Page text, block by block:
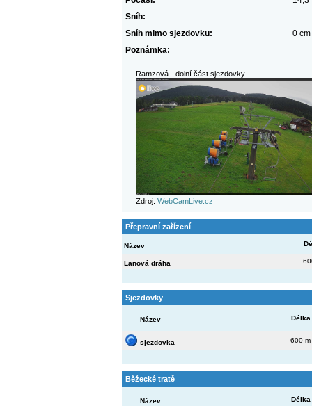
Sníh:
Sníh mimo sjezdovku:
0 cm
Poznámka:
Ramzová - dolní část sjezdovky
Zdroj: WebCamLive.cz
Přepravní zařízení
Název
Lanová dráha
Sjezdovky
Název Délka
sjezdovka 600 m
Běžecké tratě
Název Délka